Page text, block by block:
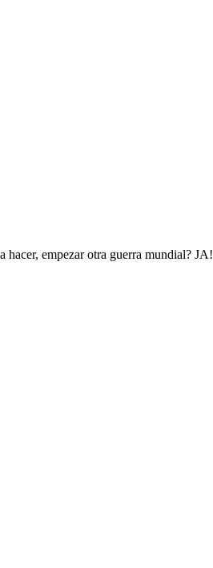
hacer, empezar otra guerra mundial? JA!